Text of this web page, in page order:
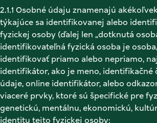
2.1.1 Osobné údaju znamenajú
týkajúce sa identifikovanej alebo
fyzickej osoby (ďalej len „dotknutá
identifikovateľná fyzická osoba je
identifikovať priamo alebo nepriamo,
identifikátor, ako je meno, identifikačné
údaje, online identifikátor, alebo
viaceré prvky, ktoré sú špecifické pre
genetickú, mentálnu, ekonomickú,
identitu tejto fyzickej osoby;